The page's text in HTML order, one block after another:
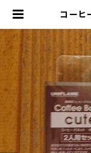
コーヒ